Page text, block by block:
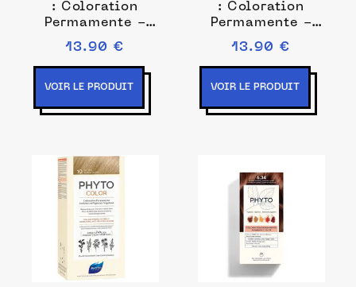
: Coloration
Permamente -
pigments
végétaux
Coloration
permanente 1 ml
13.90 €
VOIR LE PRODUIT
: Coloration
Permamente -
pigments
végétaux
Coloration
permanente 1 ml
13.90 €
VOIR LE PRODUIT